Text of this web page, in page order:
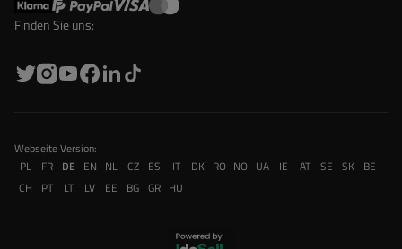
Finden Sie uns:
Webseite Version:
PL
FR DE EN NL CZ ES IT DK RO NO UA IE AT SE SK BE
CH
PT LT LV EE BG GR HU